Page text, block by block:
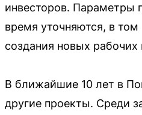
инвесторов. Параметры
время уточняются, в том
создания новых рабочих
В ближайшие 10 лет в
другие проекты. Среди